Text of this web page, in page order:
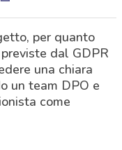
per quanto
dal GDPR
una chiara
un team DPO e
come